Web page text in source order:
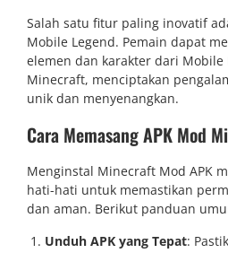
Salah satu fitur paling inovatif
Mobile Legend. Pemain dapat
elemen dan karakter dari Mobile
Minecraft, menciptakan
unik dan menyenangkan.
Cara Memasang APK Mod
Menginstal Minecraft Mod APK
hati-hati untuk memastikan
dan aman. Berikut panduan
Unduh APK yang Tepat: